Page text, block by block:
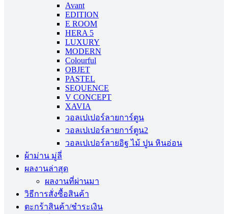
Avant
EDITION
E ROOM
HERA 5
LUXURY
MODERN
Colourful
OBJET
PASTEL
SEQUENCE
V CONCEPT
XAVIA
วอลเปเปอร์ลายการ์ตูน
วอลเปเปอร์ลายการ์ตูน2
วอลเปเปอร์ลายอิฐ ไม้ ปูน หินอ่อน
ผ้าม่าน มู่ลี่
ผลงานล่าสุด
ผลงานที่ผ่านมา
วิธีการสั่งซื้อสินค้า
ตะกร้าสินค้า/ชำระเงิน